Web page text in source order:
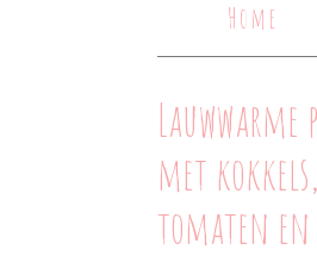
Home
met
tomaten en